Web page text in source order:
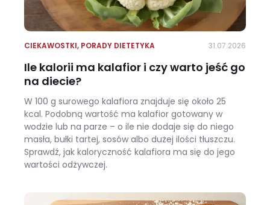
CIEKAWOSTKI, PORADY DIETETYKA 31.07.2026
Ile kalorii ma kalafior i czy warto jeść go
na diecie?
W 100 g surowego kalafiora znajduje się około 25
kcal. Podobną wartość ma kalafior gotowany w
wodzie lub na parze – o ile nie dodaje się do niego
masła, bułki tartej, sosów albo dużej ilości tłuszczu.
Sprawdź, jak kaloryczność kalafiora ma się do jego
wartości odżywczej.